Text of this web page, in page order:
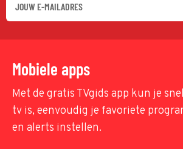
Mobiele apps
Met de gratis TVgids app kun je
tv is, eenvoudig je favoriete
en alerts instellen.